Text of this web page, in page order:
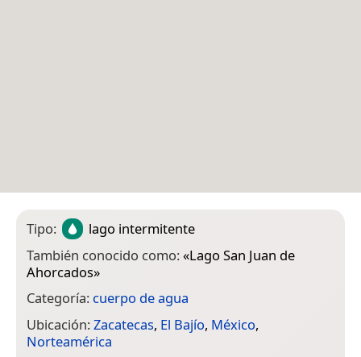
Tipo:
lago intermitente
También conocido como:«Lago San Juan de
Ahorcados»
Categoría: cuerpo de agua
Ubicación:Zacatecas, El Bajío, México,
Norteamérica